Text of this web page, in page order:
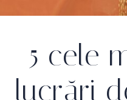
5 cele
lucrări